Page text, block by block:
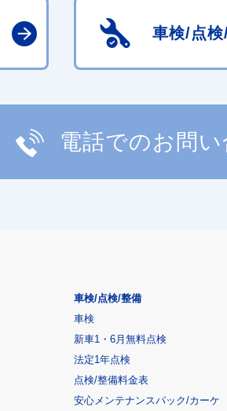
車検/点検
電話でのお問
車検/点検/整備
車検
新車1・6月無料点検
法定1年点検
点検/整備料金表
安心メンテナンスパック/カーケ